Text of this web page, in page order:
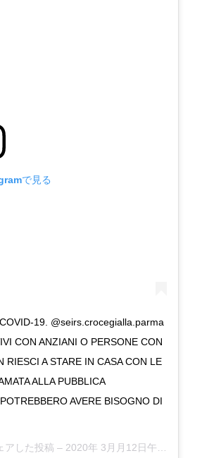
で見る
19. @seirs.crocegialla.parma
CON ANZIANI O PERSONE CON
RIESCI A STARE IN CASA CON LE
ALLA PUBBLICA
AVERE BISOGNO DI
アした投稿 – 2020年 3月月12日午前7時44分PDT